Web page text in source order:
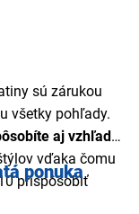
sú zárukou
všetky pohľady.
aj vzhľad
vďaka čomu
prispôsobiť
ponuka